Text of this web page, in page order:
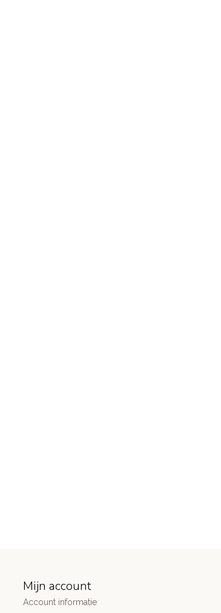
Mijn account
Account informatie